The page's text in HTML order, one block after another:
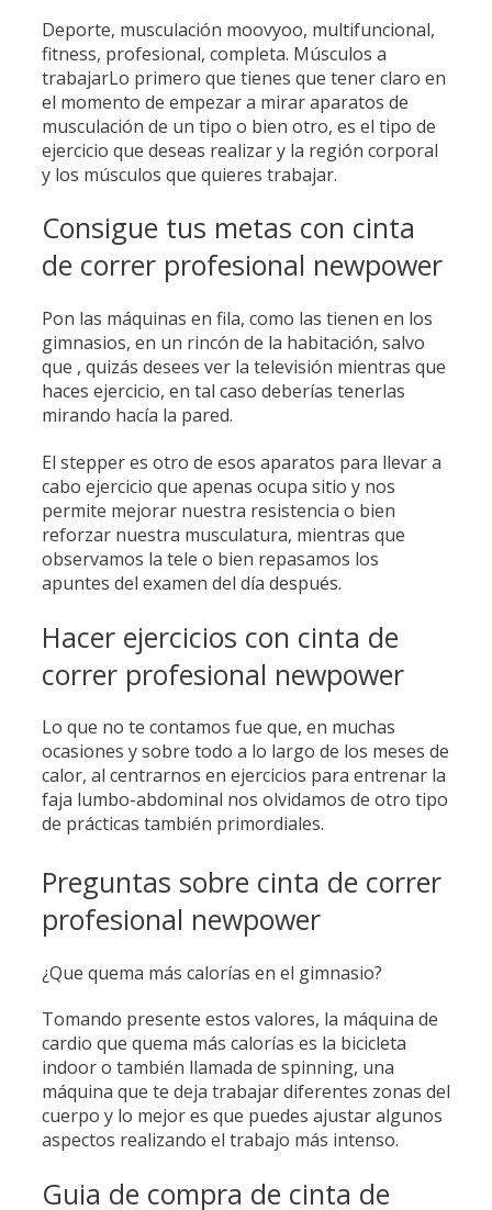
Deporte, musculación moovyoo, multifuncional,
fitness, profesional, completa. Músculos a
trabajarLo primero que tienes que tener claro en
el momento de empezar a mirar aparatos de
musculación de un tipo o bien otro, es el tipo de
ejercicio que deseas realizar y la región corporal
y los músculos que quieres trabajar.
Consigue tus metas con cinta
de correr profesional newpower
Pon las máquinas en fila, como las tienen en los
gimnasios, en un rincón de la habitación, salvo
que , quizás desees ver la televisión mientras que
haces ejercicio, en tal caso deberías tenerlas
mirando hacía la pared.
El stepper es otro de esos aparatos para llevar a
cabo ejercicio que apenas ocupa sitio y nos
permite mejorar nuestra resistencia o bien
reforzar nuestra musculatura, mientras que
observamos la tele o bien repasamos los
apuntes del examen del día después.
Hacer ejercicios con cinta de
correr profesional newpower
Lo que no te contamos fue que, en muchas
ocasiones y sobre todo a lo largo de los meses de
calor, al centrarnos en ejercicios para entrenar la
faja lumbo-abdominal nos olvidamos de otro tipo
de prácticas también primordiales.
Preguntas sobre cinta de correr
profesional newpower
¿Que quema más calorías en el gimnasio?
Tomando presente estos valores, la máquina de
cardio que quema más calorías es la bicicleta
indoor o también llamada de spinning, una
máquina que te deja trabajar diferentes zonas del
cuerpo y lo mejor es que puedes ajustar algunos
aspectos realizando el trabajo más intenso.
Guia de compra de cinta de